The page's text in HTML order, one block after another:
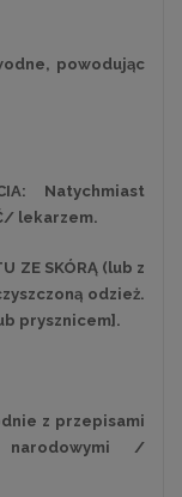
powodując
Natychmiast
lekarzem.
ZE SKÓRĄ (lub z
odzież.
prysznicem].
z przepisami
/